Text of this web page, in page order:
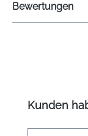
Bewertungen
Kunden